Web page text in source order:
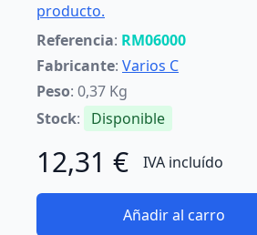
producto.
Referencia: RM06000
Fabricante: Varios C
Peso: 0,37 Kg
Stock: Disponible
12,31 € IVA incluído
Añadir al carro